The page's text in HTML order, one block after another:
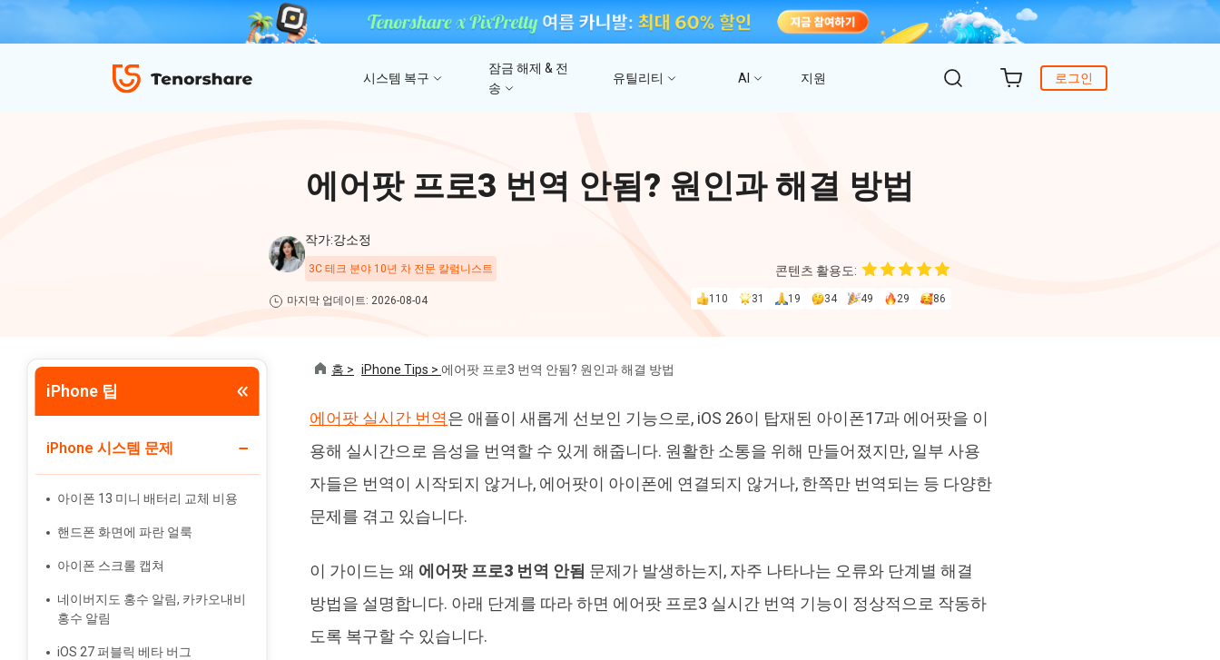
iAnyGo
로그인
시스템 복구
iOS 18 베타 포함 150개 이상 iOS 시스템 이
아이폰/아이패드 데이터 복구&
iTunes/iCloud 백업 복구
아이폰/안드로이드 WhatsApp 데이터 복구
ReiBoot - Android 시스템 복구
A-B-C 처럼 안드로이드 시스템 복구
UltData - Android 데이터 복구
루트 없이 안드로이드 데이터 복구
4DDiG - 데이터 복구
Win/ Mac에서 삭제된 파일 복원
잠금 해제 & 전
송
비밀번호 없이 아이폰/아이패드 잠금해제
안드로이드 아이폰 간에 WhatsApp 데이터
전송
간편한 iOS 데이터 백업 및 관리
4uKey - 안드로이드 잠금 해제
안드로이드 화면 비밀번호&구글 락 제거
4MeKey - 아이폰 활성화 잠금 해제 iTransGo - 폰 데이터 전송
안드로이드 아이폰으로 데이터 전송
유틸리티
탈옥 필요없이 위치 조작하기 iTunes 백업 암호 잠금 풀기 몇 분 안에 윈도 문제 해결
4DDiG 파티션 관리
간단하고 안전한 시스템 마이그레이션 도구
Phone Mirror
Android & iOS 화면 미러링
PDNob - 윈도우용 PDF 편집기
딥시크 Al를 사용하여 PDF 편집 및 최적화
맥에서 Al를 사용하여 PDF 편집 및 관리 이미지를 텍스트로 즉시 변환
Tenorshare PixPretty 4DDiG 중복 파일 삭제기 Tenorshare Cleamio
AI
4DDIG 비디오 복구
4DDIG 사진 복구
AI로 손상된 사진 복원
PixPretty AI Photo Editor
무료 AI 사진 편집 도구
지원
문의하기
지식 베이스
에어팟 프로3 번역 안됨? 원인과 해결 방법
작가:강소정
3C 테크 분야 10년 차 전문 칼럼니스트
마지막 업데이트: 2026-08-04
콘텐츠 활용도:
110 31 19 34 49 29 86
iPhone 팁
iPhone 시스템 문제
아이폰 13 미니 배터리 교체 비용
핸드폰 화면에 파란 얼룩
아이폰 스크롤 캡쳐
네이버지도 홍수 알림, 카카오내비
홍수 알림
iOS 27 퍼블릭 베타 버그
홈 > iPhone Tips > 에어팟 프로3 번역 안됨? 원인과 해결 방법
에어팟 실시간 번역은 애플이 새롭게 선보인 기능으로, iOS 26이 탑재된 아이폰17과 에어팟을 이
용해 실시간으로 음성을 번역할 수 있게 해줍니다. 원활한 소통을 위해 만들어졌지만, 일부 사용
자들은 번역이 시작되지 않거나, 에어팟이 아이폰에 연결되지 않거나, 한쪽만 번역되는 등 다양한
문제를 겪고 있습니다.
이 가이드는 왜 에어팟 프로3 번역 안됨 문제가 발생하는지, 자주 나타나는 오류와 단계별 해결
방법을 설명합니다. 아래 단계를 따라 하면 에어팟 프로3 실시간 번역 기능이 정상적으로 작동하
도록 복구할 수 있습니다.